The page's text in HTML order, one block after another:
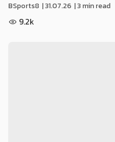
BSports8 |31.07.26 | 3 min read
9.2k